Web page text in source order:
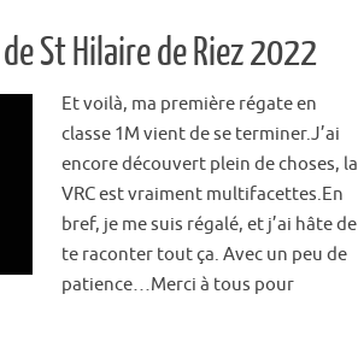
St Hilaire de Riez 2022
Et voilà, ma première régate en
classe 1M vient de se terminer.J’ai
encore découvert plein de choses, la
VRC est vraiment multifacettes.En
bref, je me suis régalé, et j’ai hâte de
te raconter tout ça. Avec un peu de
patience…Merci à tous pour